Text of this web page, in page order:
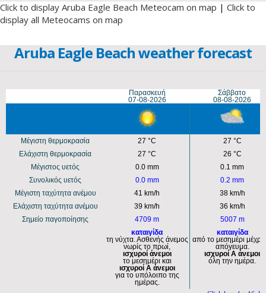
Click to display Aruba Eagle Beach Meteocam on map | Click to
display all Meteocams on map
Aruba Eagle Beach weather forecast